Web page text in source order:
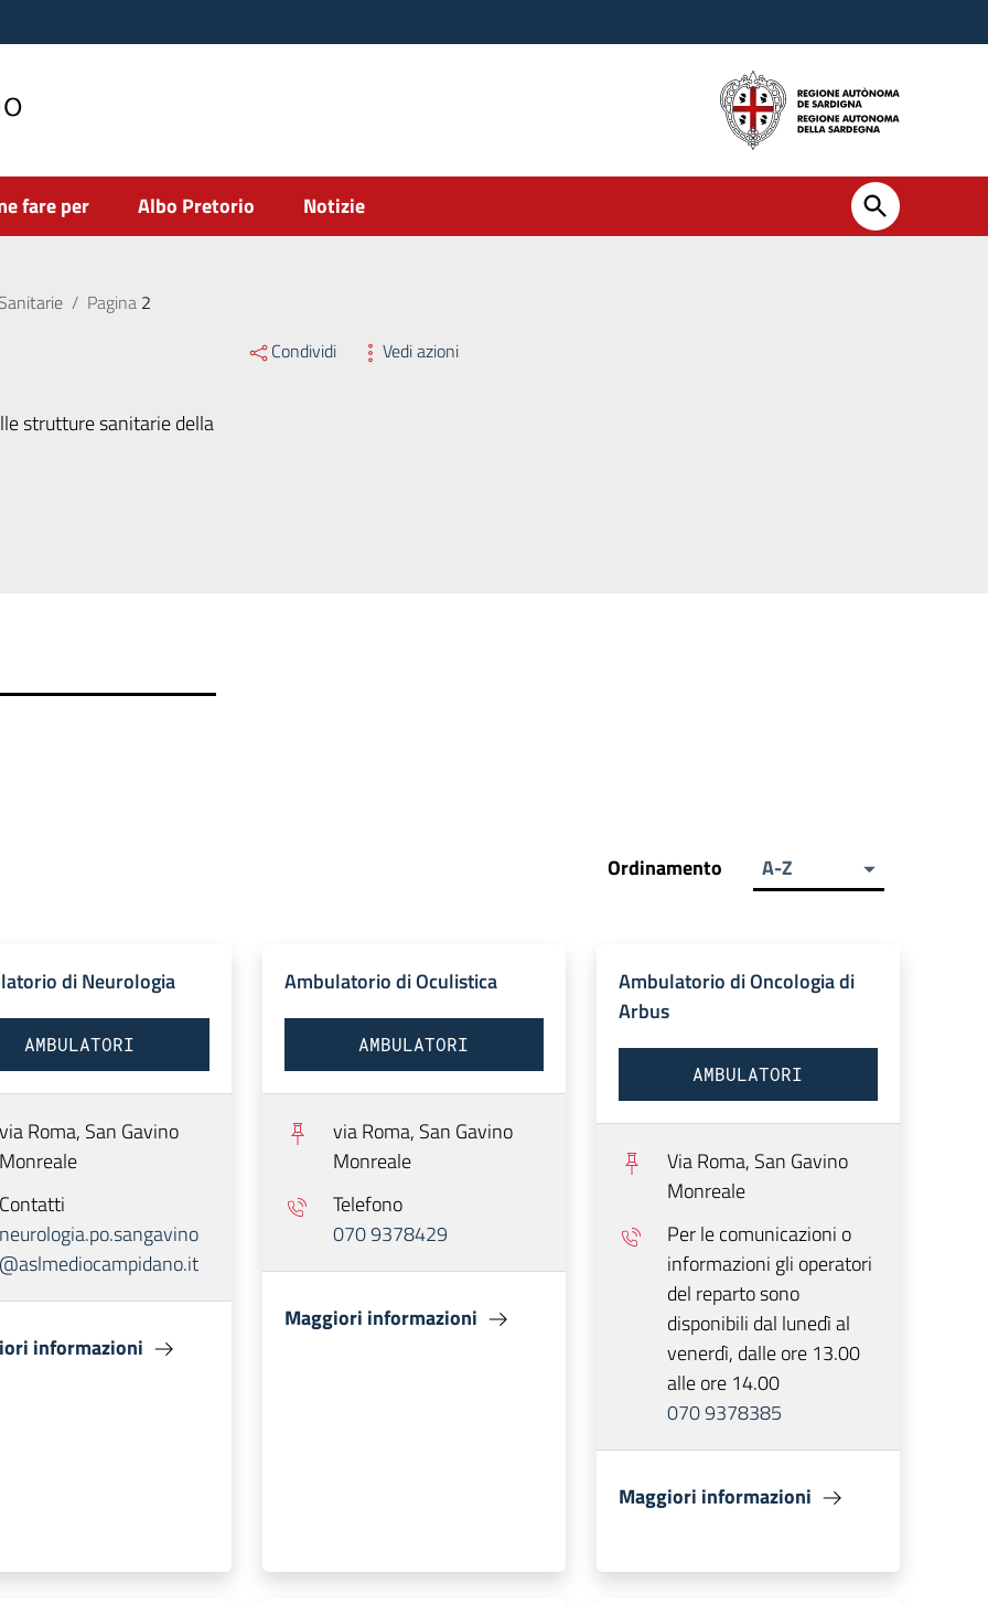
fare per Albo Pretorio Notizie
/ Pagina 2
strutture sanitarie della
Condividi Vedi azioni
Ordinamento A-Z
di Neurologia
AMBULATORI
via Roma, San Gavino
Monreale
Contatti
neurologia.po.sangavino
@aslmediocampidano.it
informazioni
Ambulatorio di Oculistica
AMBULATORI
via Roma, San Gavino
Monreale
Telefono
070 9378429
Maggiori informazioni
Ambulatorio di Oncologia di
Arbus
AMBULATORI
Via Roma, San Gavino
Monreale
Per le comunicazioni o
informazioni gli operatori
del reparto sono
disponibili dal lunedì al
venerdì, dalle ore 13.00
alle ore 14.00
070 9378385
Maggiori informazioni